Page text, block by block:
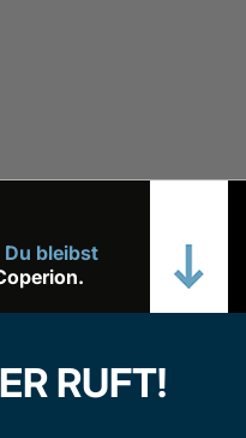
Du bleibst
RUFT!